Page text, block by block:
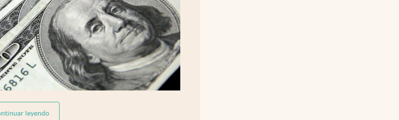
leyendoabre en nueva pestaña